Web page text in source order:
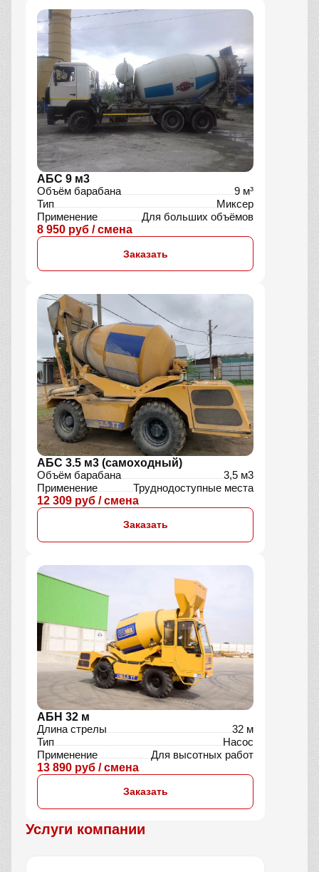
АБС 9 м3
Объём барабана
9 м³
Тип
Миксер
Применение
Для больших объёмов
8 950 руб / смена
Заказать
АБС 3.5 м3 (самоходный)
Объём барабана
3,5 м3
Применение
Труднодоступные места
12 309 руб / смена
Заказать
АБН 32 м
Длина стрелы
32 м
Тип
Насос
Применение
Для высотных работ
13 890 руб / смена
Заказать
Услуги компании